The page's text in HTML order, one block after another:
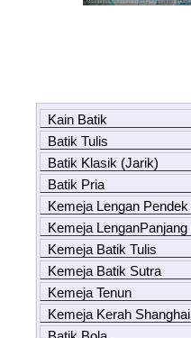
Kain Batik
Batik Tulis
Batik Klasik (Jarik)
Batik Pria
Kemeja Lengan Pendek
Kemeja LenganPanjang
Kemeja Batik Tulis
Kemeja Batik Sutra
Kemeja Tenun
Kemeja Kerah Shanghai